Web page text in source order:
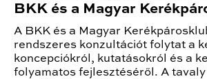
BKK és a Magyar
A BKK és a Magyar
rendszeres konzultációt folytat a
koncepciókról, kutatásokról és a
folyamatos fejlesztéséről. A